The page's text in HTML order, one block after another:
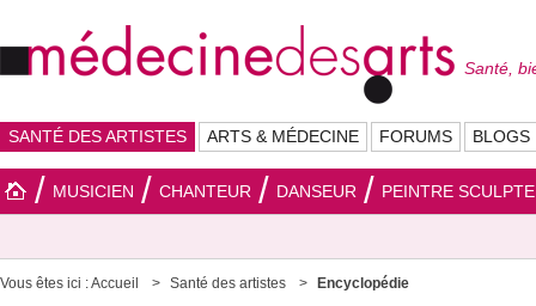
Santé,
SANTÉ DES ARTISTES ARTS & MÉDECINE FORUMS BLOGS
MUSICIEN CHANTEUR DANSEUR PEINTRE
Vous êtes ici :Accueil Santé des artistes Encyclopédie